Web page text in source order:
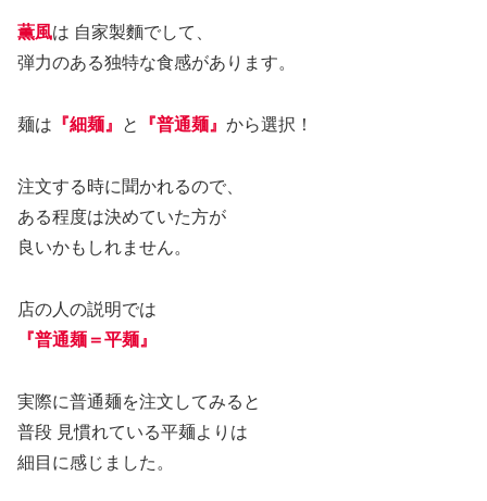
薫風は 自家製麵でして、
弾力のある独特な食感があります。
麺は 『細麺』 と 『普通麺』 から選択！
注文する時に聞かれるので、
ある程度は決めていた方が
良いかもしれません。
店の人の説明では
『普通麺＝平麺』
実際に普通麺を注文してみると
普段 見慣れている平麺よりは
細目に感じました。